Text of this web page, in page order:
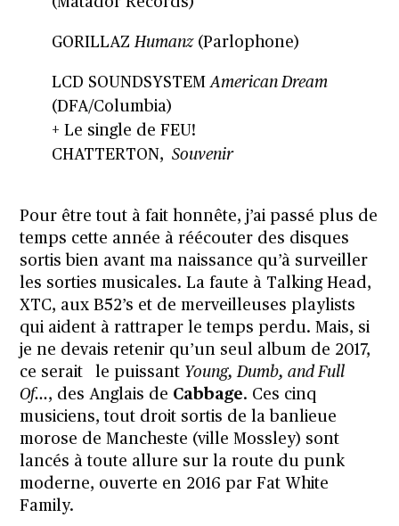
GORILLAZHumanz(Parlophone)
LCD SOUNDSYSTEMAmerican Dream
(DFA/Columbia)
+ Le single de FEU!
CHATTERTON,Souvenir
Pour être tout à fait honnête, j’ai passé plus de
temps cette année à réécouter des disques
sortis bien avant ma naissance qu’à surveiller
les sorties musicales. La faute à Talking Head,
XTC, aux B52’s et de merveilleuses playlists
qui aident à rattraper le temps perdu. Mais, si
je ne devais retenir qu’un seul album de 2017,
ce serait le puissant Young, Dumb, and Full
Of…, des Anglais de Cabbage. Ces cinq
musiciens, tout droit sortis de la banlieue
morose de Mancheste (ville Mossley) sont
lancés à toute allure sur la route du punk
moderne, ouverte en 2016 par Fat White
Family.